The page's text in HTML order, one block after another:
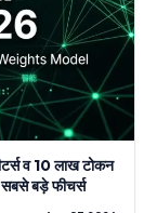
व 10 लाख टोकन
बड़े फीचर्स